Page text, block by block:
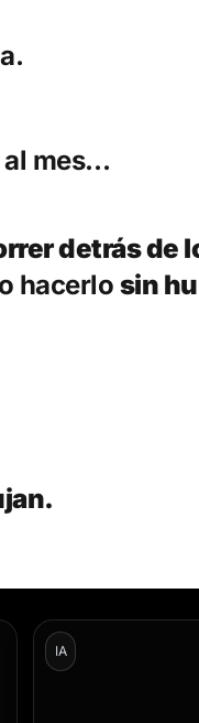
al mes…
detrás de
hacerlo sin
IA